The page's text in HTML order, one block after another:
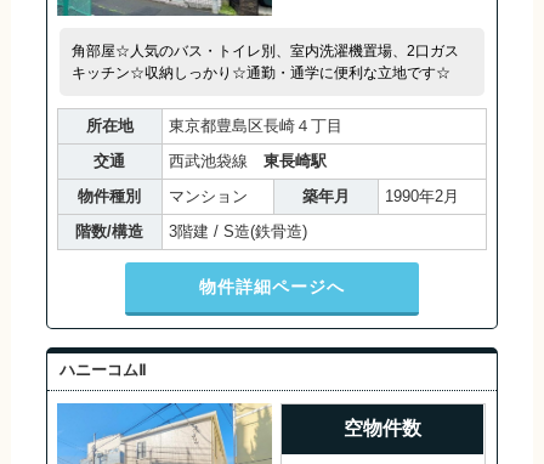
角部屋☆人気のバス・トイレ別、室内洗濯機置場、2口ガス
キッチン☆収納しっかり☆通勤・通学に便利な立地です☆
所在地
東京都豊島区長崎４丁目
交通
西武池袋線 東長崎駅
物件種別
マンション 築年月
1990年2月
階数/構造
3階建 / S造(鉄骨造)
物件詳細ページへ
ハニーコムⅡ
空物件数